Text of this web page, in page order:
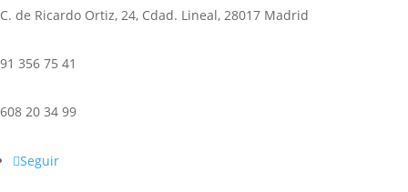
C. de Ricardo Ortiz, 24, Cdad. Lineal, 28017 Madrid
91 356 75 41
608 20 34 99
Seguir